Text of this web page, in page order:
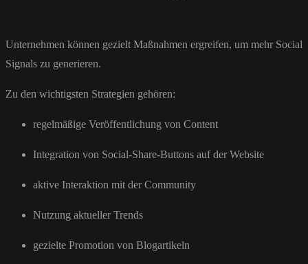
Unternehmen können gezielt Maßnahmen ergreifen, um mehr Social
Signals zu generieren.
Zu den wichtigsten Strategien gehören:
regelmäßige Veröffentlichung von Content
Integration von Social-Share-Buttons auf der Website
aktive Interaktion mit der Community
Nutzung aktueller Trends
gezielte Promotion von Blogartikeln